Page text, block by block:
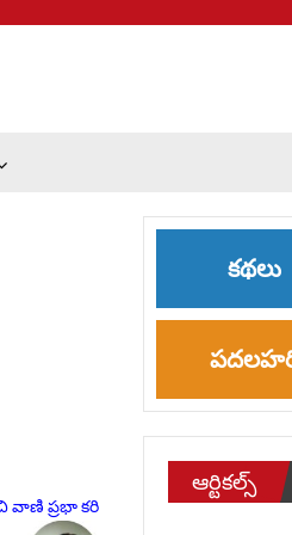
వాణి ప్రభా కరి
కథలు
ఆర్టికల్స్